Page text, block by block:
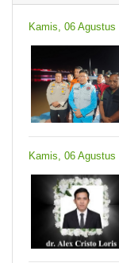
Kamis, 06 Agustus
Kamis, 06 Agustus